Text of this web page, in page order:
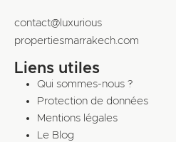
contact@luxurious
propertiesmarrakech.com
Liens utiles
Qui sommes-nous ?
Protection de données
Mentions légales
Le Blog